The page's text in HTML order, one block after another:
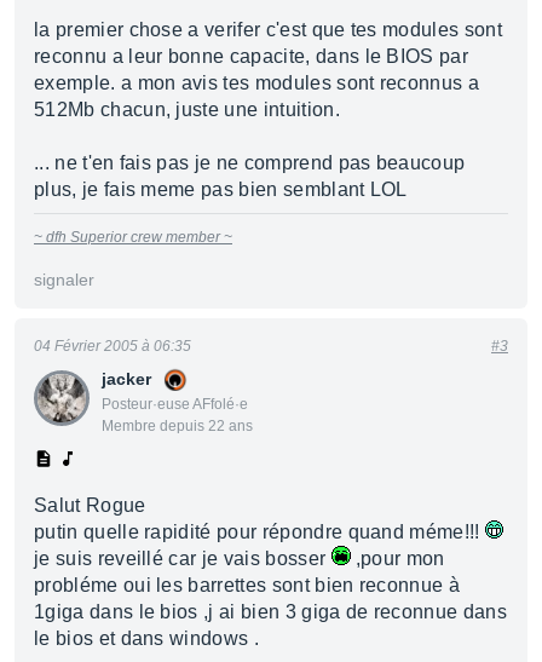
la premier chose a verifer c'est que tes modules sont
reconnu a leur bonne capacite, dans le BIOS par
exemple. a mon avis tes modules sont reconnus a
512Mb chacun, juste une intuition.
... ne t'en fais pas je ne comprend pas beaucoup
plus, je fais meme pas bien semblant LOL
~ dfh Superior crew member ~
signaler
jacker
Posteur·euse AFfolé·e
Membre depuis 22 ans
04 Février 2005 à 06:35 #3
Salut Rogue
putin quelle rapidité pour répondre quand méme!!!
je suis reveillé car je vais bosser
,pour mon
probléme oui les barrettes sont bien reconnue à
1giga dans le bios ,j ai bien 3 giga de reconnue dans
le bios et dans windows .